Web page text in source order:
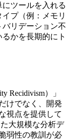
ツールを入れる
プ（例：メモリ
リデーション不
かを長期的にト
Recidivism）」
けでなく、開発
視点を提供して
大規模な分析デ
弱性の教訓が必